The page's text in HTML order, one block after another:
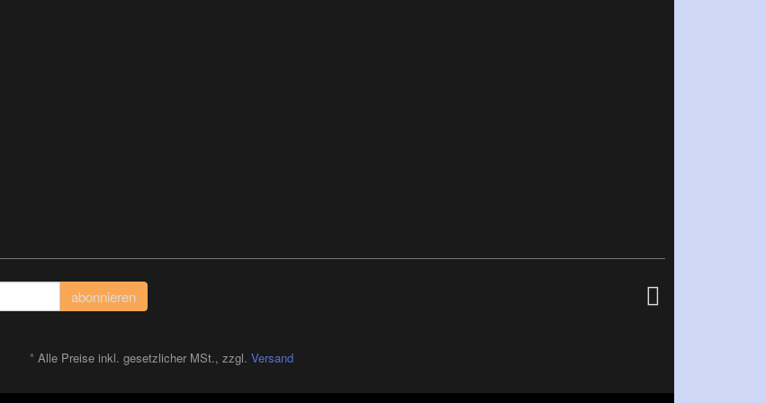
abonnieren
*Alle Preise inkl. gesetzlicher MSt., zzgl. Versand